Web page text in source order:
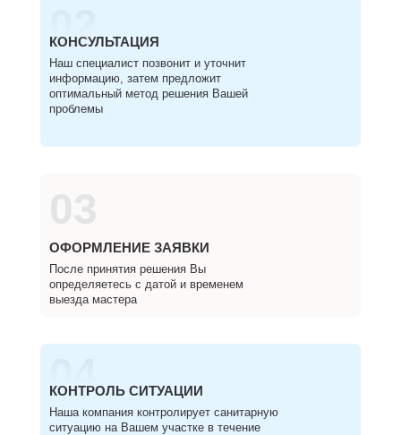
02
КОНСУЛЬТАЦИЯ
Наш специалист позвонит и уточнит
информацию, затем предложит
оптимальный метод решения Вашей
проблемы
ОФОРМЛЕНИЕ ЗАЯВКИ
После принятия решения Вы
определяетесь с датой и временем
выезда мастера
04
КОНТРОЛЬ СИТУАЦИИ
Наша компания контролирует санитарную
ситуацию на Вашем участке в течение